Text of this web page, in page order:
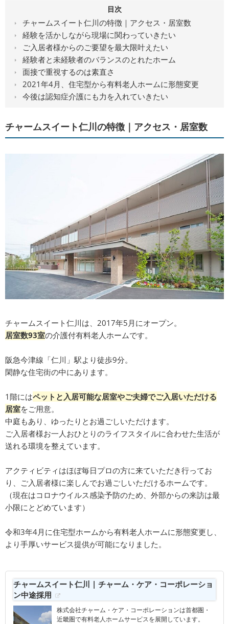
目次
チャームスイート仁川の特徴｜アクセス・居室数
経験を活かしながら現場に関わっていきたい
ご入居者様からのご要望を最大限叶えたい
経験者と未経験者のバランスのとれたホーム
面接で重視するのは素直さ
2021年4月、住宅型から有料老人ホームに形態変更
今後は認知症介護にも力を入れていきたい
チャームスイート仁川の特徴｜アクセス・居室数
チャームスイート仁川は、2017年5月にオープン。
居室数93室の介護付有料老人ホームです。
阪急今津線「仁川」駅より徒歩9分。
閑静な住宅街の中にあります。
1階にはペットと入居可能な居室やご夫婦でご入居いただける
居室をご用意。
中庭もあり、ゆったりとお過ごしいただけます。
ご入居者様お一人おひとりのライフスタイルに合わせた生活が
送れる環境を整えています。
アクティビティはほぼ毎日プロの方に来ていただき行ってお
り、ご入居者様に楽しんでお過ごしいただけるホームです。
（現在はコロナウイルス感染予防のため、外部からの来訪は最
小限にとどめています）
令和3年4月に住宅型ホームから有料老人ホームに形態変更し、
より手厚いサービス提供が可能になりました。
チャームスイート仁川 | チャーム・ケア・コーポレーショ
ン中途採用
株式会社チャーム・ケア・コーポレーションは首都圏・
近畿圏で有料老人ホームサービスを展開しています。